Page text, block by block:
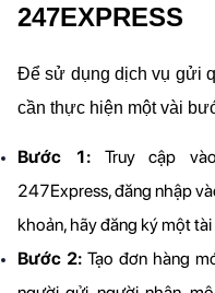
247EXPRESS
Để sử dụng dịch vụ gửi
cần thực hiện một vài
Bước 1: Truy cập
247Express, đăng nhập
khoản, hãy đăng ký một
Bước 2: Tạo đơn hàng